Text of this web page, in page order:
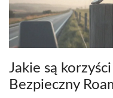
Jakie są
Bezpieczny